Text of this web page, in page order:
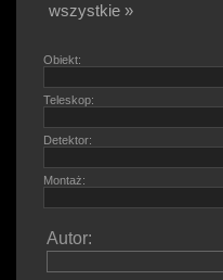
wszystkie »
Obiekt:
Teleskop:
Detektor:
Montaż:
Autor: